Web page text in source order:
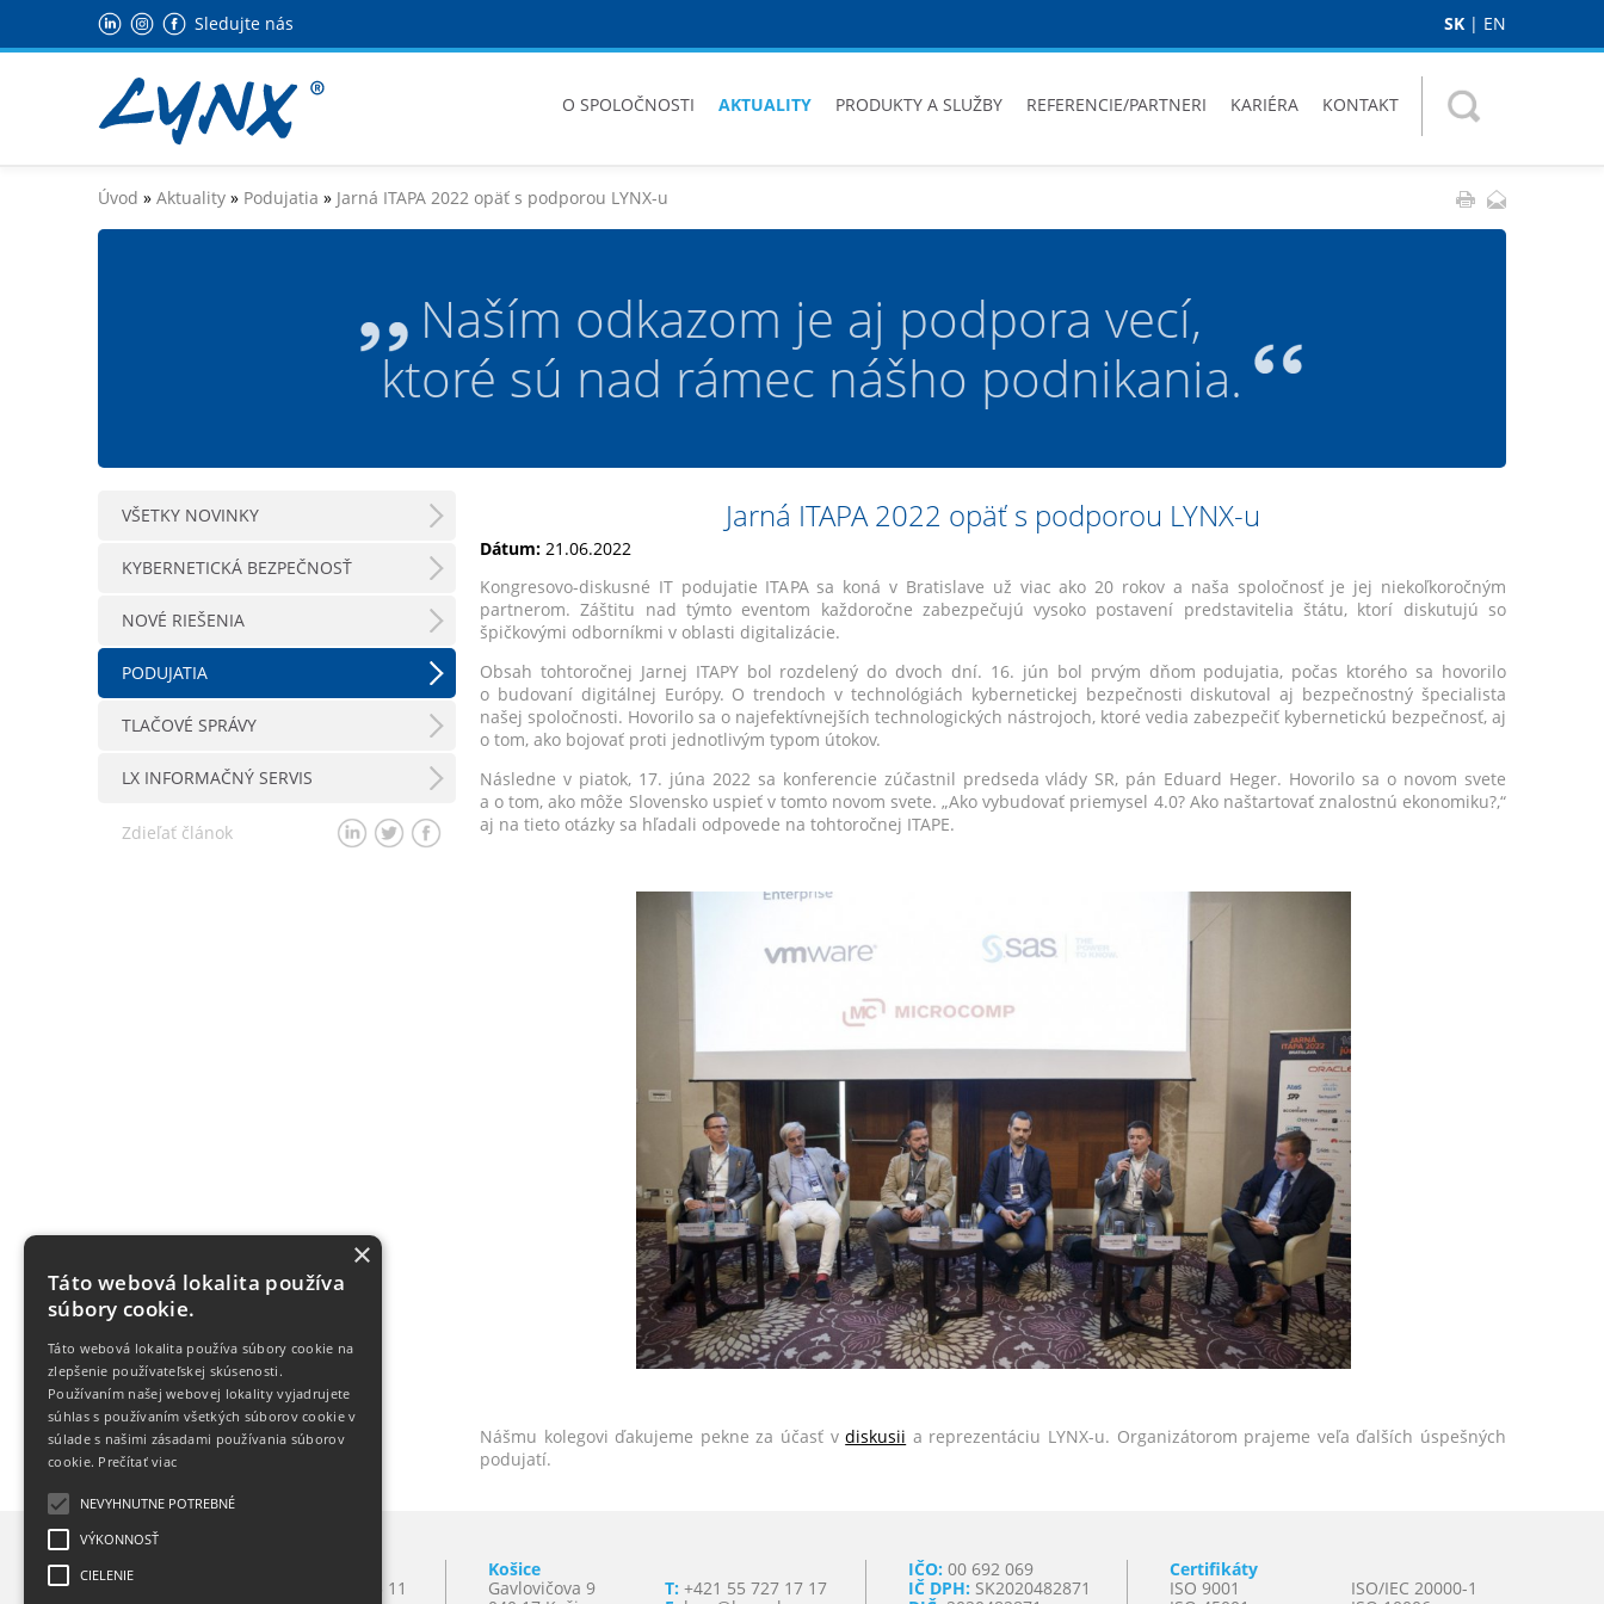
Sledujte nás SK | EN
O SPOLOČNOSTI AKTUALITY PRODUKTY A SLUŽBY REFERENCIE/PARTNERI KARIÉRA KONTAKT
Úvod » Aktuality » Podujatia » Jarná ITAPA 2022 opäť s podporou LYNX-u
Naším odkazom je aj podpora vecí,
ktoré sú nad rámec nášho podnikania.
Jarná ITAPA 2022 opäť s podporou LYNX-u
Dátum: 21.06.2022
Kongresovo-diskusné IT podujatie ITAPA sa koná v Bratislave už viac ako 20 rokov a naša spoločnosť je jej niekoľkoročným
partnerom. Záštitu nad týmto eventom každoročne zabezpečujú vysoko postavení predstavitelia štátu, ktorí diskutujú so
špičkovými odborníkmi v oblasti digitalizácie.
Obsah tohtoročnej Jarnej ITAPY bol rozdelený do dvoch dní. 16. jún bol prvým dňom podujatia, počas ktorého sa hovorilo
o budovaní digitálnej Európy. O trendoch v technológiách kybernetickej bezpečnosti diskutoval aj bezpečnostný špecialista
našej spoločnosti. Hovorilo sa o najefektívnejších technologických nástrojoch, ktoré vedia zabezpečiť kybernetickú bezpečnosť, aj
o tom, ako bojovať proti jednotlivým typom útokov.
Následne v piatok, 17. júna 2022 sa konferencie zúčastnil predseda vlády SR, pán Eduard Heger. Hovorilo sa o novom svete
a o tom, ako môže Slovensko uspieť v tomto novom svete. „Ako vybudovať priemysel 4.0? Ako naštartovať znalostnú ekonomiku?,“
aj na tieto otázky sa hľadali odpovede na tohtoročnej ITAPE.
Nášmu kolegovi ďakujeme pekne za účasť vdiskusii a reprezentáciu LYNX-u. Organizátorom prajeme veľa ďalších úspešných
podujatí.
VŠETKY NOVINKY
KYBERNETICKÁ BEZPEČNOSŤ
NOVÉ RIEŠENIA
PODUJATIA
TLAČOVÉ SPRÁVY
LX INFORMAČNÝ SERVIS
Zdieľať článok
Bratislava
+421 2 501 065 11
Košice
Gavlovičova 9
T: +421 55 727 17 17
IČO: 00 692 069
IČ DPH: SK2020482871
Certifikáty
ISO 9001
ISO/IEC 20000-1
×
Táto webová lokalita používa
súbory cookie.
Táto webová lokalita používa súbory cookie na
zlepšenie používateľskej skúsenosti.
Používaním našej webovej lokality vyjadrujete
súhlas s používaním všetkých súborov cookie v
súlade s našimi zásadami používania súborov
cookie. Prečítať viac
NEVYHNUTNE POTREBNÉ
VÝKONNOSŤ
CIELENIE